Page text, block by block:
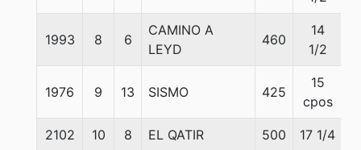
1993 8 6
CAMINO A
LEYD
460
14
1/2
1976 9 13 SISMO 425
15
cpos
2102 10 8 EL QATIR 500 17 1/4